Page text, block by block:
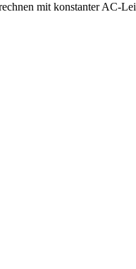
mit konstanter AC-